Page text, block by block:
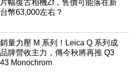
片幅復古相機Zf，售價可能落在新
台幣63,000左右？
銷量力壓 M 系列！Leica Q 系列成
品牌營收主力，傳今秋將再推 Q3
43 Monochrom